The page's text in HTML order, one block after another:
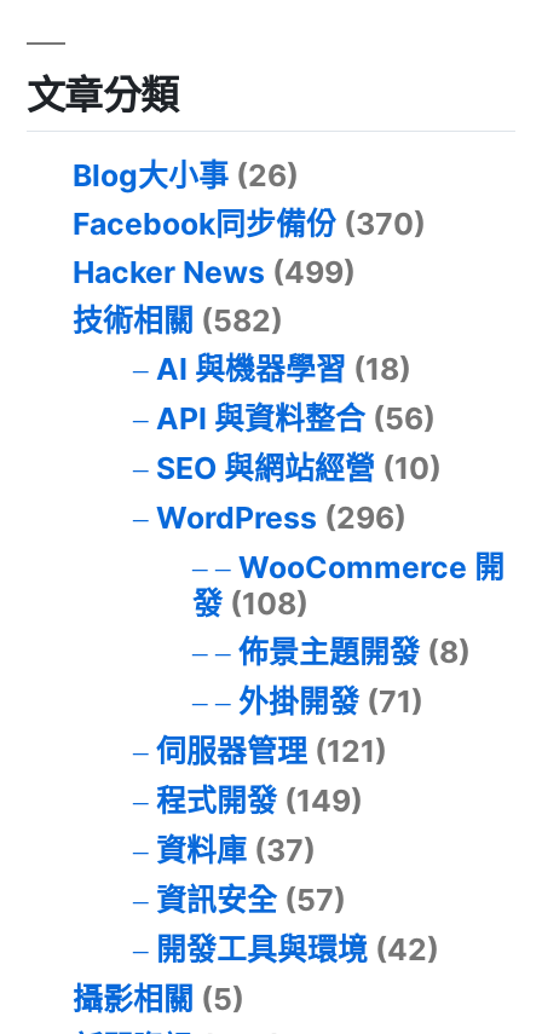
文章分類
Blog大小事 (26)
Facebook同步備份 (370)
Hacker News (499)
技術相關 (582)
AI 與機器學習 (18)
API 與資料整合(56)
SEO 與網站經營 (10)
WordPress (296)
WooCommerce 開
發(108)
佈景主題開發(8)
外掛開發(71)
伺服器管理(121)
程式開發(149)
資料庫(37)
資訊安全(57)
開發工具與環境(42)
攝影相關 (5)